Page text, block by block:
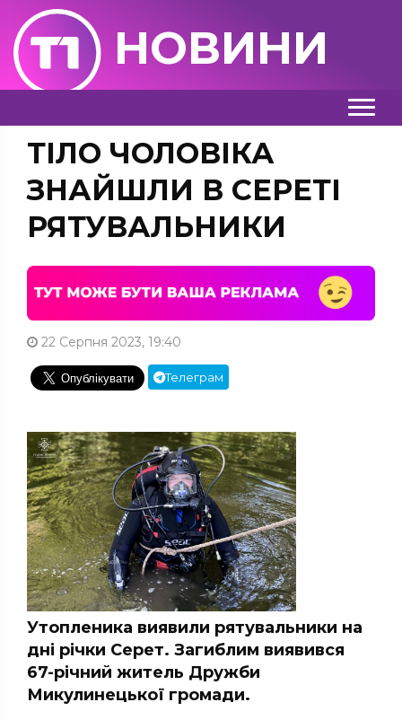
НОВИНИ
ТІЛО ЧОЛОВІКА
ЗНАЙШЛИ В СЕРЕТІ
РЯТУВАЛЬНИКИ
22 Серпня 2023, 19:40
Телеграм
Утопленика виявили рятувальники на
дні річки Серет. Загиблим виявився
67-річний житель Дружби
Микулинецької громади.